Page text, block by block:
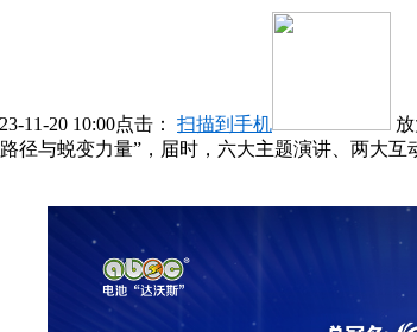
11-20 10:00点击： 扫描到手机
径与蜕变力量”，届时，六大主题演讲、两大